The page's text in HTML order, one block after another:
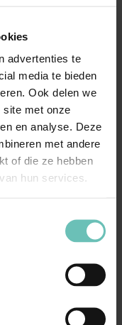
advertenties te
media te bieden
Ook delen we
site met onze
en analyse. Deze
met andere
of die ze hebben
hun services.
u bij het
over een
onderwerp
(in een
al dan niet
bent, in
of aanpassen van
waarbij